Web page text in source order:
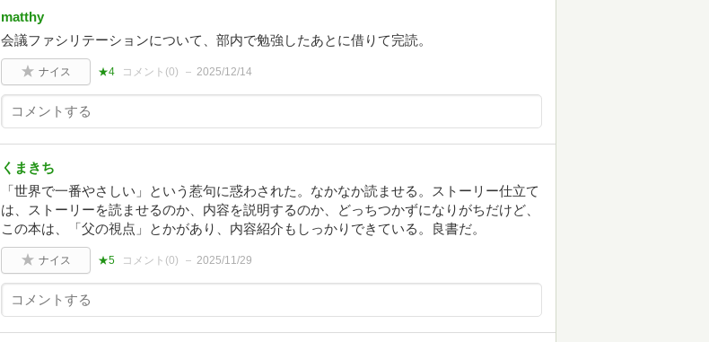
matthy
会議ファシリテーションについて、部内で勉強したあとに借りて完読。
ナイス ★4 コメント(0) 2025/12/14
くまきち
「世界で一番やさしい」という惹句に惑わされた。なかなか読ませる。ストーリー仕立て
は、ストーリーを読ませるのか、内容を説明するのか、どっちつかずになりがちだけど、
この本は、「父の視点」とかがあり、内容紹介もしっかりできている。良書だ。
ナイス ★5 コメント(0) 2025/11/29